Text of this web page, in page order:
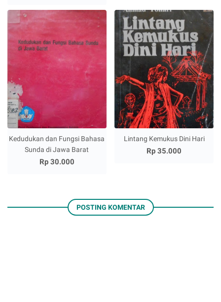
Kedudukan dan Fungsi Bahasa
Sunda di Jawa Barat
Rp 30.000
Lintang Kemukus Dini Hari
Rp 35.000
POSTING KOMENTAR